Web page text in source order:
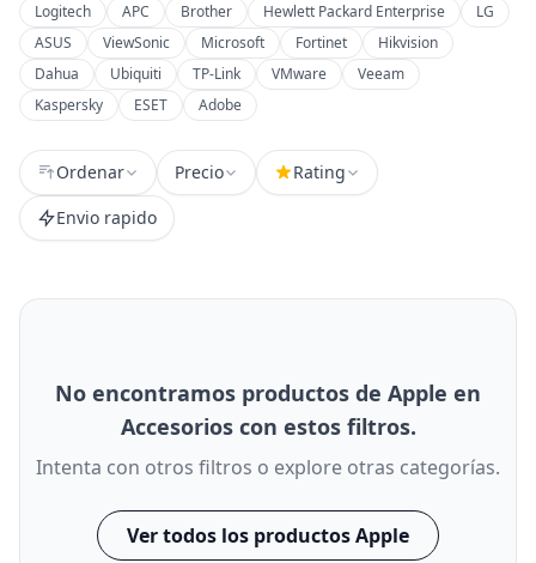
Logitech
APC Brother Hewlett Packard Enterprise
LG
ASUS
ViewSonic Microsoft Fortinet
Hikvision
Dahua
Ubiquiti TP-Link VMware
Veeam
Kaspersky
ESET Adobe
Ordenar Precio
Rating
Envio rapido
No encontramos productos de Apple en
Accesorios con estos filtros.
Intenta con otros filtros o explore otras categorías.
Ver todos los productos Apple